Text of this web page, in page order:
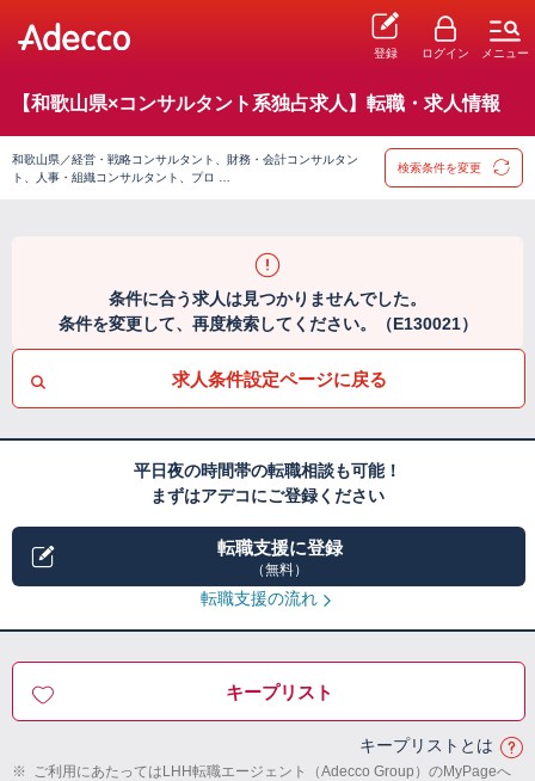
登録 ログイン メニュー
【和歌山県×コンサルタント系独占求人】転職・求人情報
和歌山県／経営・戦略コンサルタント、財務・会計コンサルタン
ト、人事・組織コンサルタント、プロ …
検索条件を変更
条件に合う求人は見つかりませんでした。
条件を変更して、再度検索してください。（E130021）
求人条件設定ページに戻る
平日夜の時間帯の転職相談も可能！
まずはアデコにご登録ください
転職支援に登録
（無料）
転職支援の流れ
キープリスト
キープリストとは
※ ご利用にあたってはLHH転職エージェント（Adecco Group）のMyPageへ